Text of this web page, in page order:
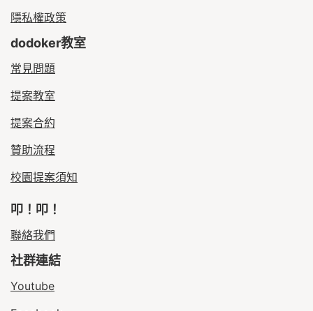
隱私權政策
dodoker教室
常見問題
提案教室
提案合約
贊助流程
校園提案須知
叩！叩！
聯絡我們
社群連結
Youtube